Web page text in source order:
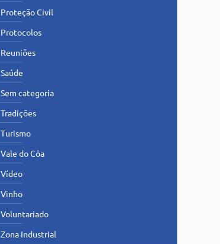
Proteção Civil
Protocolos
Reuniões
Saúde
Sem categoria
Tradições
Turismo
Vale do Côa
Vídeo
Vinho
Voluntariado
Zona Industrial